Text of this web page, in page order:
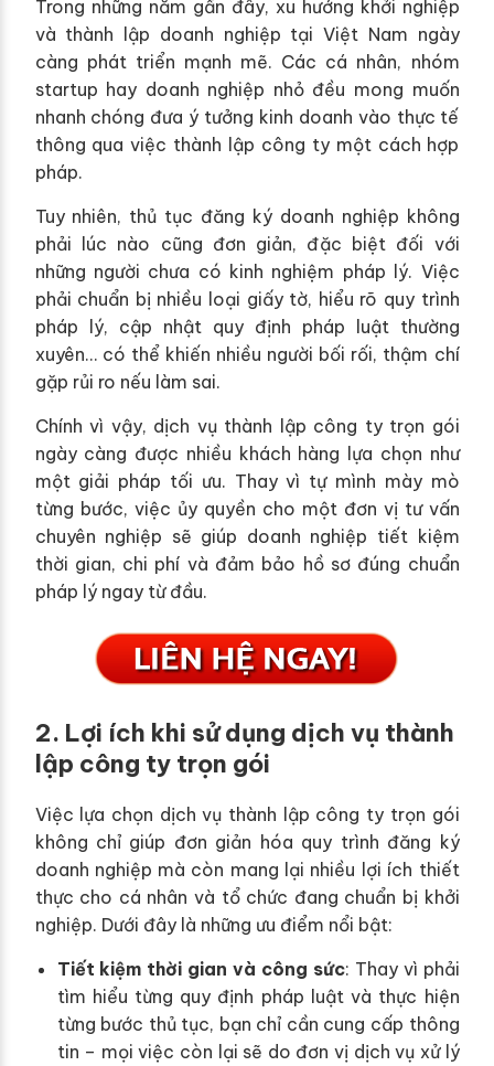
Trong những năm gần đây, xu hướng khởi nghiệp
và thành lập doanh nghiệp tại Việt Nam ngày
càng phát triển mạnh mẽ. Các cá nhân, nhóm
startup hay doanh nghiệp nhỏ đều mong muốn
nhanh chóng đưa ý tưởng kinh doanh vào thực tế
thông qua việc thành lập công ty một cách hợp
pháp.
Tuy nhiên, thủ tục đăng ký doanh nghiệp không
phải lúc nào cũng đơn giản, đặc biệt đối với
những người chưa có kinh nghiệm pháp lý. Việc
phải chuẩn bị nhiều loại giấy tờ, hiểu rõ quy trình
pháp lý, cập nhật quy định pháp luật thường
xuyên… có thể khiến nhiều người bối rối, thậm chí
gặp rủi ro nếu làm sai.
Chính vì vậy, dịch vụ thành lập công ty trọn gói
ngày càng được nhiều khách hàng lựa chọn như
một giải pháp tối ưu. Thay vì tự mình mày mò
từng bước, việc ủy quyền cho một đơn vị tư vấn
chuyên nghiệp sẽ giúp doanh nghiệp tiết kiệm
thời gian, chi phí và đảm bảo hồ sơ đúng chuẩn
pháp lý ngay từ đầu.
2. Lợi ích khi sử dụng dịch vụ thành
lập công ty trọn gói
Việc lựa chọn dịch vụ thành lập công ty trọn gói
không chỉ giúp đơn giản hóa quy trình đăng ký
doanh nghiệp mà còn mang lại nhiều lợi ích thiết
thực cho cá nhân và tổ chức đang chuẩn bị khởi
nghiệp. Dưới đây là những ưu điểm nổi bật:
Tiết kiệm thời gian và công sức: Thay vì phải
tìm hiểu từng quy định pháp luật và thực hiện
từng bước thủ tục, bạn chỉ cần cung cấp thông
tin – mọi việc còn lại sẽ do đơn vị dịch vụ xử lý